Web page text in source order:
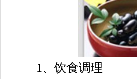
1、饮食调理